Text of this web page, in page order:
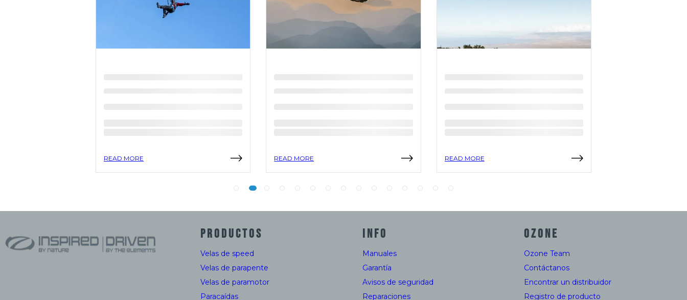
READ MORE READ MORE READ MORE
PRODUCTOS
Velas de speed
Velas de parapente
Velas de paramotor
Paracaídas
INFO
Manuales
Garantía
Avisos de seguridad
Reparaciones
OZONE
Ozone Team
Contáctanos
Encontrar un distribuidor
Registro de producto